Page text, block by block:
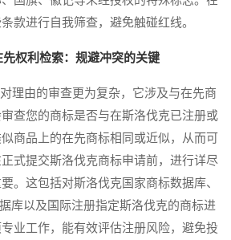
款进行自我筛查，避免触碰红线。
权利检索：规避冲突的关键
由的审查更为复杂，它涉及与在先商
查您的商标是否与在斯洛伐克已注册或
商品上的在先商标相同或近似，从而可
式提交斯洛伐克商标申请前，进行详尽
。这包括对斯洛伐克国家商标数据库、
库以及国际注册指定斯洛伐克的商标进
业工作，能有效评估注册风险，避免投